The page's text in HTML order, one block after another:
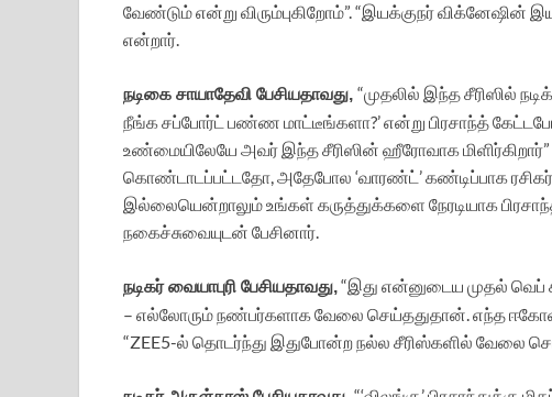
வேண்டும் என்று விரும்புகிறோம்”. “இயக்குநர் விக்னேஷின்
என்றார்.
நடிகை சாயாதேவி பேசியதாவது, “முதலில் இந்த சீரிஸில்
நீங்க சப்போர்ட் பண்ண மாட்டீங்களா?’ என்று பிரசாந்த்
உண்மையிலேயே அவர் இந்த சீரிஸின் ஹீரோவாக மிளிர்கிறார்”
கொண்டாடப்பட்டதோ, அதேபோல ‘வாரண்ட்’ கண்டிப்பாக
இல்லையென்றாலும் உங்கள் கருத்துக்களை நேரடியாக
நகைச்சுவையுடன் பேசினார்.
நடிகர் வையாபுரி பேசியதாவது,“இது என்னுடைய முதல் வெப்
– எல்லோரும் நண்பர்களாக வேலை செய்ததுதான். எந்த
“ZEE5-ல் தொடர்ந்து இதுபோன்ற நல்ல சீரிஸ்களில் வேலை